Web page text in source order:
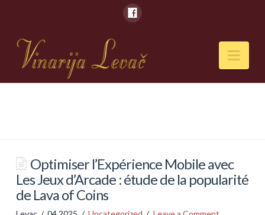
VESTI
PIĆA
Optimiser l’Expérience Mobile avec
Les Jeux d’Arcade : étude de la popularité
de Lava of Coins